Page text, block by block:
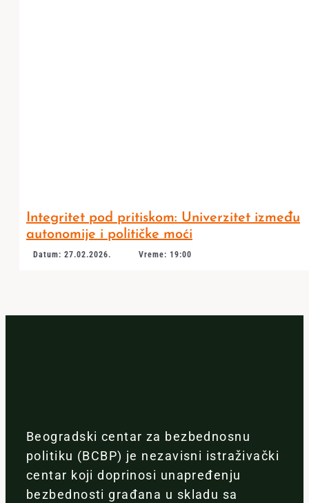
Integritet pod pritiskom: Univerzitet između
autonomije i političke moći
Datum: 27.02.2026. Vreme: 19:00
Beogradski centar za bezbednosnu
politiku (BCBP) je nezavisni istraživački
centar koji doprinosi unapređenju
bezbednosti građana u skladu sa